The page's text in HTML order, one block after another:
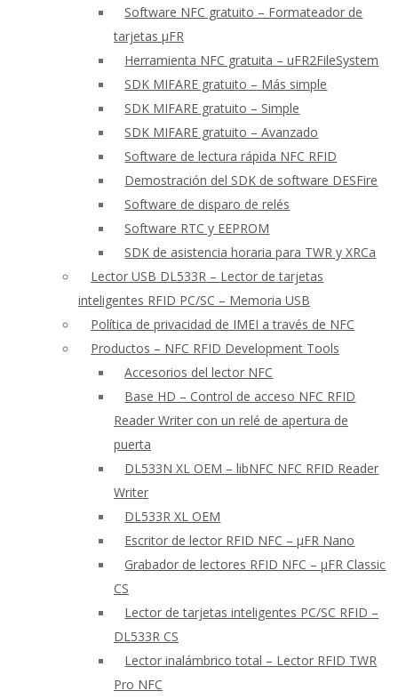
Software NFC gratuito – Formateador de
tarjetas μFR
Herramienta NFC gratuita – uFR2FileSystem
SDK MIFARE gratuito – Más simple
SDK MIFARE gratuito – Simple
SDK MIFARE gratuito – Avanzado
Software de lectura rápida NFC RFID
Demostración del SDK de software DESFire
Software de disparo de relés
Software RTC y EEPROM
SDK de asistencia horaria para TWR y XRCa
Lector USB DL533R – Lector de tarjetas
inteligentes RFID PC/SC – Memoria USB
Política de privacidad de IMEI a través de NFC
Productos – NFC RFID Development Tools
Accesorios del lector NFC
Base HD – Control de acceso NFC RFID
Reader Writer con un relé de apertura de
puerta
DL533N XL OEM – libNFC NFC RFID Reader
Writer
DL533R XL OEM
Escritor de lector RFID NFC – μFR Nano
Grabador de lectores RFID NFC – μFR Classic
CS
Lector de tarjetas inteligentes PC/SC RFID –
DL533R CS
Lector inalámbrico total – Lector RFID TWR
Pro NFC